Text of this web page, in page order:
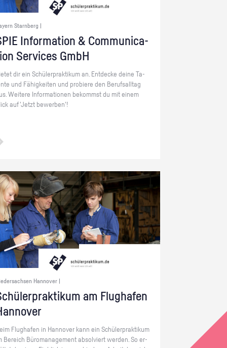
Starnberg |
In­for­ma­ti­on & Com­mu­ni­ca­
Ser­vices GmbH
dir ein Schü­ler­prak­ti­kum an. Ent­de­cke deine Ta­
und Fä­hig­kei­ten und pro­bie­re den Be­rufs­all­tag
Wei­te­re In­for­ma­tio­nen be­kommst du mit einem
auf 'Jetzt be­wer­ben'!
Hannover |
am Flug­ha­fen
Flug­ha­fen in Han­no­ver kann ein Schü­ler­prak­ti­kum
Be­reich Bü­ro­ma­nage­ment ab­sol­viert wer­den. So er­